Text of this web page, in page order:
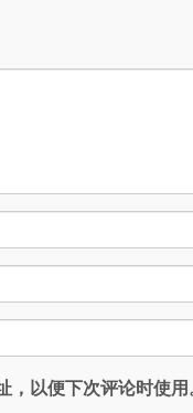
以便下次评论时使用